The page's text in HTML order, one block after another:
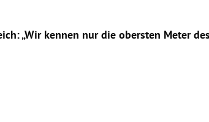
„Wir kennen nur die obersten Meter